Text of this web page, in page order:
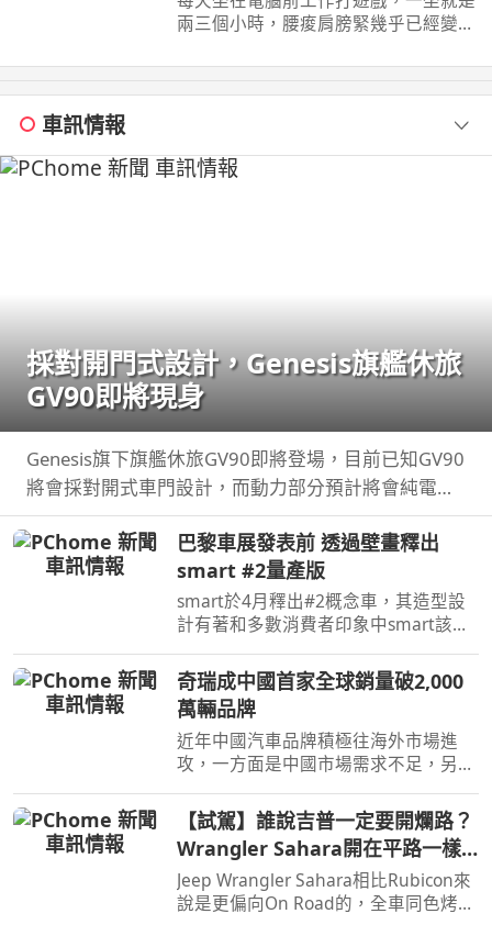
兩三個小時，腰痠肩膀緊幾乎已經變成
工學椅，採用 ...
車訊情報
採對開門式設計，Genesis旗艦休旅
GV90即將現身
Genesis旗下旗艦休旅GV90即將登場，目前已知GV90
將會採對開式車門設計，而動力部分預計將會純電系
統。
巴黎車展發表前 透過壁畫釋出
smart #2量產版
smart於4月釋出#2概念車，其造型設
計有著和多數消費者印象中smart該有
的樣貌，同時也預告#2戶在巴黎車展亮
相，近日smart就透過壁畫公布#2量產
版樣貌。
奇瑞成中國首家全球銷量破2,000
萬輛品牌
近年中國汽車品牌積極往海外市場進
攻，一方面是中國市場需求不足，另一
全球累積銷量突破2,000萬輛，也是第
一家達此成績的中國汽車品牌。
【試駕】誰說吉普一定要開爛路？
Wrangler Sahara開在平路一樣
順！
Jeep Wrangler Sahara相比Rubicon來
說是更偏向On Road的，全車同色烤